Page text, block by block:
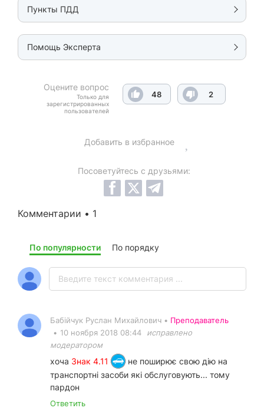
Пункты ПДД
Помощь Эксперта
Оцените вопрос
Только для
зарегистрированных
пользователей
48 2
Добавить в избранное
Посоветуйтесь с друзьями:
Комментарии • 1
По популярности По порядку
Бабійчук Руслан Михайлович • Преподаватель
• 10 ноября 2018 08:44
исправлено
модератором
хоча Знак 4.11
не поширює свою дію на
транспортні засоби які обслуговують... тому
пардон
Ответить